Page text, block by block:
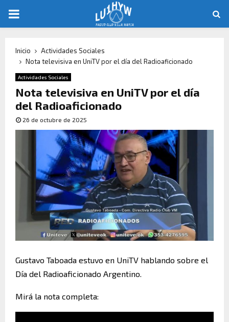
Inicio
Actividades Sociales
Nota televisiva en UniTV por el día del Radioaficionado
Actividades Sociales
Nota televisiva en UniTV por el día
del Radioaficionado
26 de octubre de 2025
Gustavo Taboada estuvo en UniTV hablando sobre el
Día del Radioaficionado Argentino.
Mirá la nota completa: